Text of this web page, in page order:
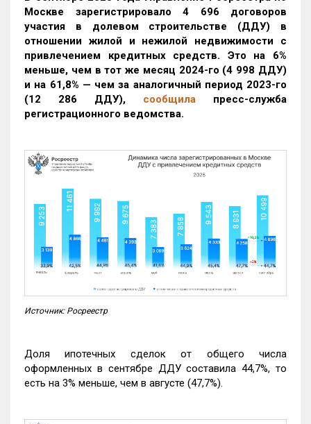
Москве зарегистрировало 4 696 договоров
участия в долевом строительстве (ДДУ) в
отношении жилой и нежилой недвижимости с
привлечением кредитных средств. Это на 6%
меньше, чем в тот же месяц 2024-го (4 998 ДДУ)
и на 61,8% — чем за аналогичный период 2023-го
(12 286 ДДУ), сообщила пресс-служба
регистрационного ведомства.
Источник: Росреестр
Доля ипотечных сделок от общего числа
оформленных в сентябре ДДУ составила 44,7%, то
есть на 3% меньше, чем в августе (47,7%).